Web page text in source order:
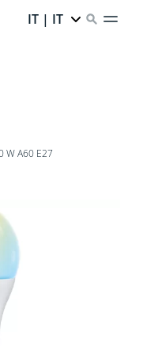
IT | IT
W A60 E27